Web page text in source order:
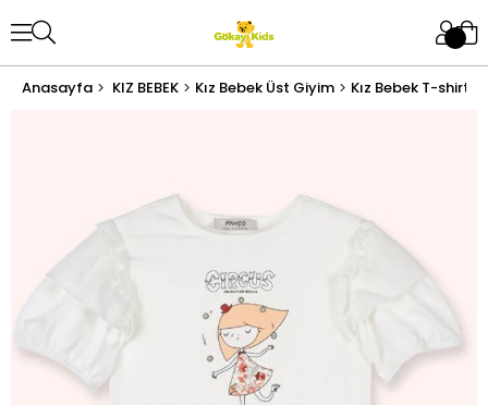
Anasayfa KIZ BEBEK Kız Bebek Üst Giyim Kız Bebek T-shirt